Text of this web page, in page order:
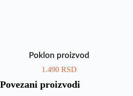
Poklon proizvod
1.490RSD
Povezani proizvodi